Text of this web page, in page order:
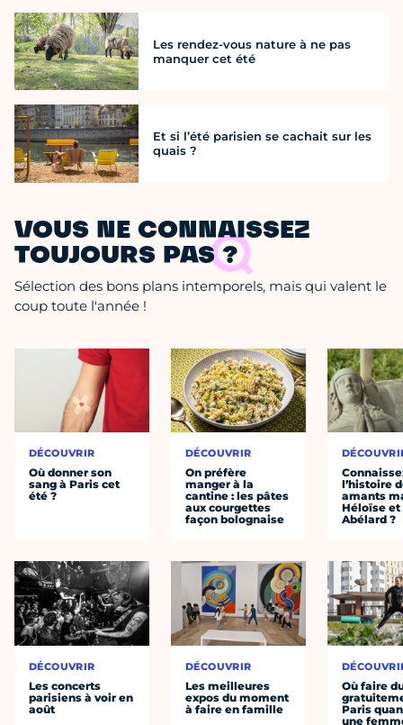
Les rendez-vous nature à ne pas
manquer cet été
Et si l’été parisien se cachait sur les
quais ?
VOUS NE CONNAISSEZ
TOUJOURS PAS ?
Sélection des bons plans intemporels, mais qui valent le
coup toute l'année !
DÉCOUVRIR
Où donner son
sang à Paris cet
été ?
DÉCOUVRIR
Les concerts
parisiens à voir en
août
DÉCOUVRIR
On préfère
manger à la
cantine : les pâtes
aux courgettes
façon bolognaise
DÉCOUVRIR
Les meilleures
expos du moment
à faire en famille
l’histoire
amants
Héloïse et
Abélard ?
Où faire
Paris
une